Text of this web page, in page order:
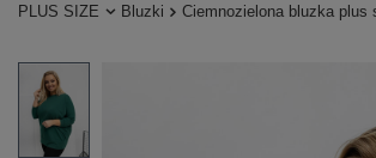
PLUS SIZE Bluzki Ciemnozielona bluzka plus